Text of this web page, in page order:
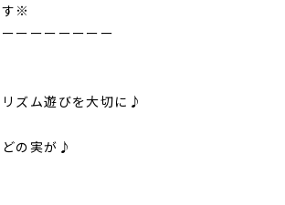
※
ーーーーーーー
ズム遊びを大切に♪
の実が♪